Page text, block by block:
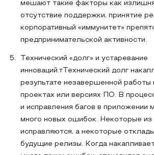
мешают такие факторы как
отсутствие поддержки, принятие
корпоративный «иммунитет»
предпринимательской активности.
Технический «долг» и устаревание
инноваций.тТехнический долг
результате незавершенной
проектах или версиях ПО. В
и исправления багов в приложении
много новых ошибок. Некоторые из
исправляются, а некоторые
будущие релизы. Когда